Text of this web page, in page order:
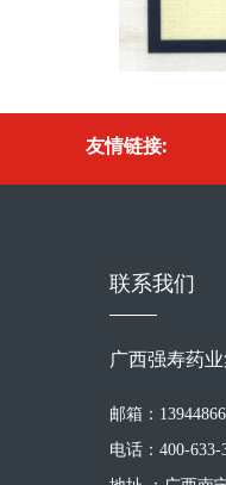
友情链接:
联系我们
广西强寿药
邮箱：
电话：400-633-